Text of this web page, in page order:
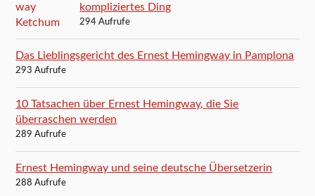
kompliziertes Ding
294 Aufrufe
Das Lieblingsgericht des Ernest Hemingway in Pamplona
293 Aufrufe
10 Tatsachen über Ernest Hemingway, die Sie
überraschen werden
289 Aufrufe
Ernest Hemingway und seine deutsche Übersetzerin
288 Aufrufe